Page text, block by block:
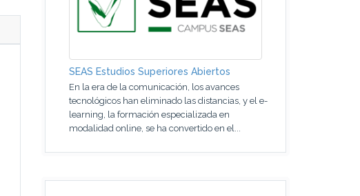
SEAS Estudios Superiores Abiertos
En la era de la comunicación, los avances
tecnológicos han eliminado las distancias, y el e-
learning, la formación especializada en
modalidad online, se ha convertido en el...